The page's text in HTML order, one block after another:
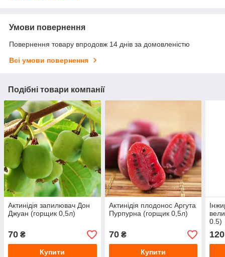
Умови повернення
Повернення товару впродовж 14 днів за домовленістю
Всі умови повернення
Подібні товари компанії
Актинідія запилювач Дон
Джуан (горщик 0,5л)
70 ₴
Купити
Актинідія плодонос Аргута
Пурпурна (горщик 0,5л)
70₴
Купити
0.5)
120